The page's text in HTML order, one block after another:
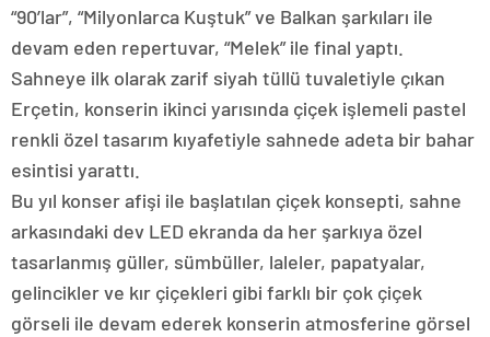
“90’lar”, “Milyonlarca Kuştuk” ve Balkan şarkıları ile
devam eden repertuvar, “Melek” ile final yaptı.
Sahneye ilk olarak zarif siyah tüllü tuvaletiyle çıkan
Erçetin, konserin ikinci yarısında çiçek işlemeli pastel
renkli özel tasarım kıyafetiyle sahnede adeta bir bahar
esintisi yarattı.
Bu yıl konser afişi ile başlatılan çiçek konsepti, sahne
arkasındaki dev LED ekranda da her şarkıya özel
tasarlanmış güller, sümbüller, laleler, papatyalar,
gelincikler ve kır çiçekleri gibi farklı bir çok çiçek
görseli ile devam ederek konserin atmosferine görsel